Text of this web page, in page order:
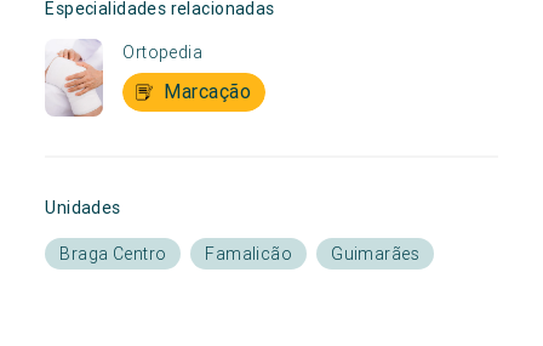
Especialidades relacionadas
Ortopedia
Marcação
Unidades
Braga Centro Famalicão Guimarães